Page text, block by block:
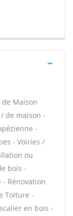
Maison
de maison -
-
- Voiries /
ou
bois -
Rénovation
Toiture -
en bois -